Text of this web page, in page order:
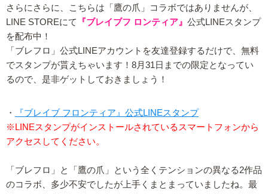
さらにさらに、こちらは「鷹の爪」コラボではありませんが、
LINE STOREにて
『ブレイブフ ロンティア』 公式LINEスタンプ
を配布中！
「ブレフロ」公式LINEアカウントを友達登録するだけで、無料
でスタンプが貰えちゃいます！8月31日までの限定となってい
るので、是非ゲットしておきましょう！
・
『ブレイブ フロンティア』公式LINEスタンプ
※LINEスタンプがインストールされているスマートフォンから
アクセスしてください。
「ブレフロ」と「鷹の爪」という全くテンションの異なる2作品
のコラボ、多少不安でしたが上手くまとまっていましたね。最